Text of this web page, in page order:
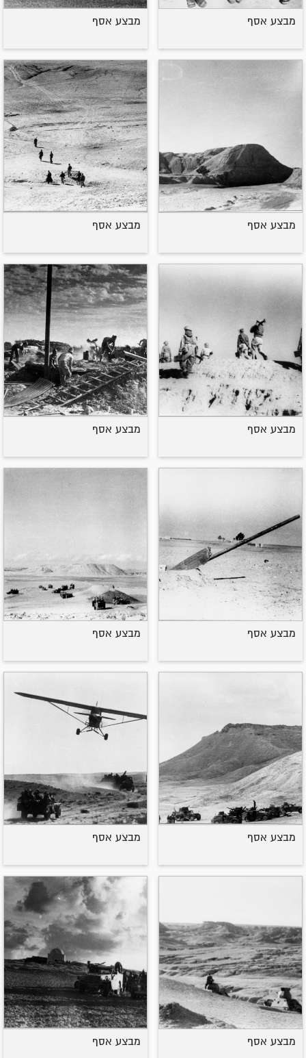
מבצע אסף מבצע אסף
מבצע אסף מבצע אסף
מבצע אסף מבצע אסף
מבצע אסף מבצע אסף
מבצע אסף מבצע אסף
מבצע אסף מבצע אסף